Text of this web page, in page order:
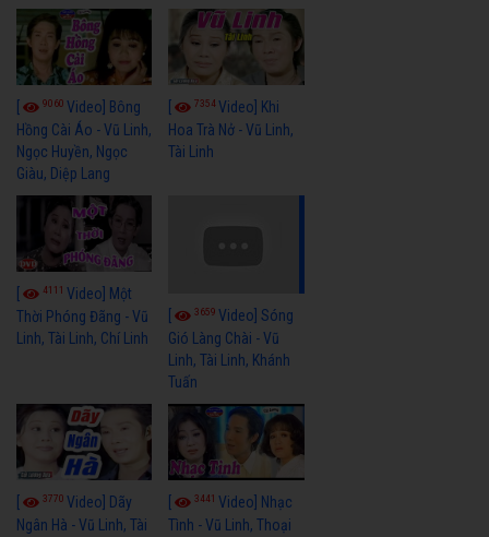
9060 Video] Bông
Hồng Cài Áo - Vũ Linh,
Ngọc Huyền, Ngọc
Giàu, Diệp Lang
7354Video] Khi
Hoa Trà Nở - Vũ Linh,
Tài Linh
4111 Video] Một
Thời Phóng Đãng - Vũ
Linh, Tài Linh, Chí Linh
3659Video] Sóng
Gió Làng Chài - Vũ
Linh, Tài Linh, Khánh
Tuấn
3770 Video] Dãy
Ngân Hà - Vũ Linh, Tài
3441Video] Nhạc
Tình - Vũ Linh, Thoại